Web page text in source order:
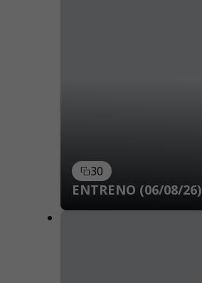
30
ENTRENO (06/08/26)